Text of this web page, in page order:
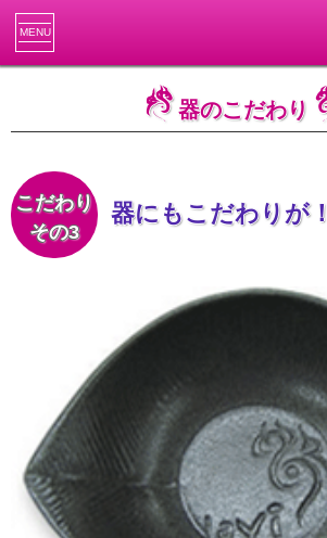
MENU
器のこだわり
こだわり
その3
器にもこだわりが！